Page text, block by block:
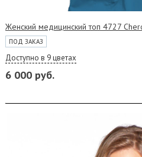
Женский медицинский топ 4727
ПОД ЗАКАЗ
Доступно в 9 цветах
6 000 руб.